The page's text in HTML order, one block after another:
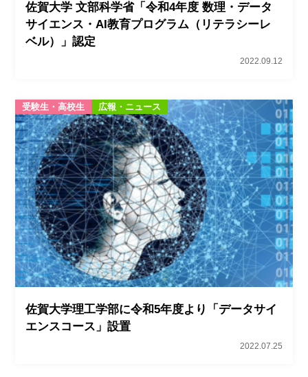
佐賀大学 文部科学省「令和4年度 数理・データ
サイエンス・AI教育プログラム（リテラシーレ
ベル）」認定
2022.09.12
受験生・高校生 広報・ニュース
佐賀大学理工学部に令和5年度より「データサイ
エンスコース」設置
2022.07.25